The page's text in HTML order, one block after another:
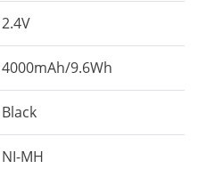
2.4V
4000mAh/9.6Wh
Black
NI-MH